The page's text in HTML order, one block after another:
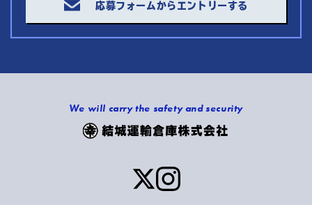
応募フォームからエントリーする
We will carry the safety and security